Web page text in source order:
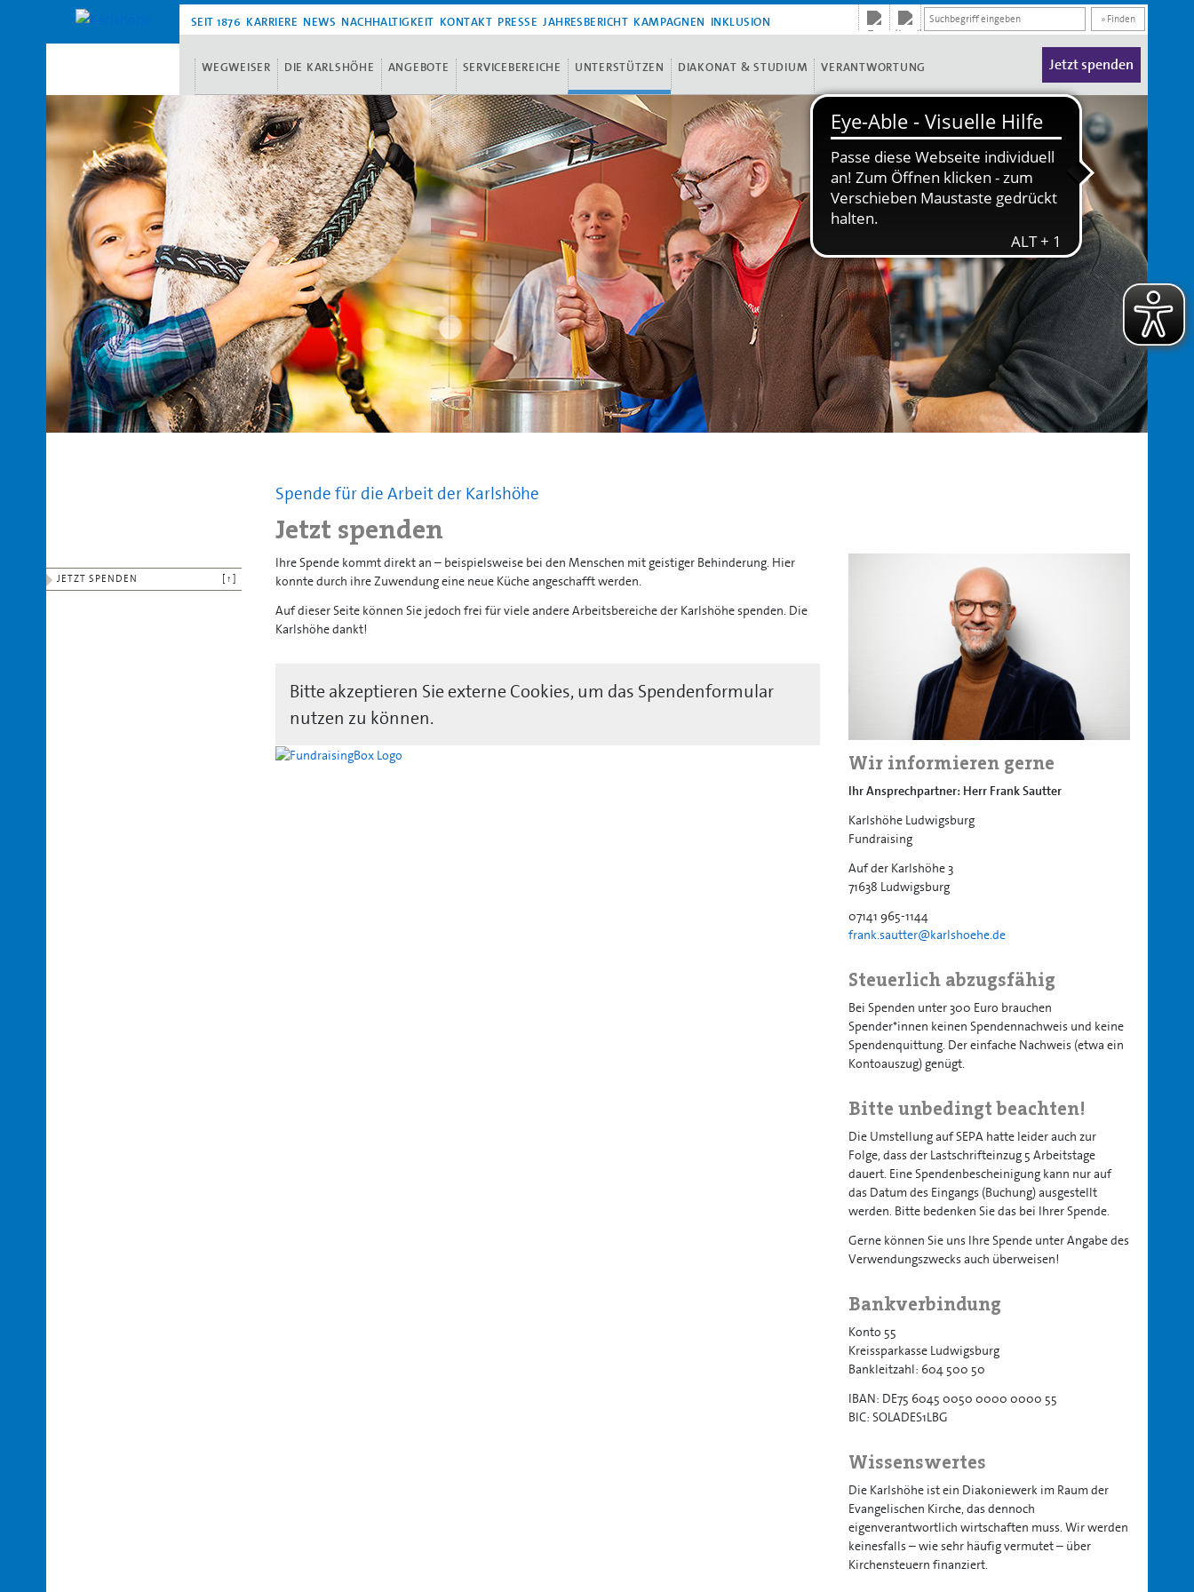
SEIT 1876 KARRIERE NEWS NACHHALTIGKEIT KONTAKT PRESSE JAHRESBERICHT KAMPAGNEN INKLUSION » Finden
WEGWEISER DIE KARLSHÖHE ANGEBOTE SERVICEBEREICHE UNTERSTÜTZEN DIAKONAT & STUDIUM VERANTWORTUNG Jetzt spenden
[↑]
JETZT SPENDEN
Spende für die Arbeit der Karlshöhe
Jetzt spenden
Ihre Spende kommt direkt an – beispielsweise bei den Menschen mit geistiger Behinderung. Hier
konnte durch ihre Zuwendung eine neue Küche angeschafft werden.
Auf dieser Seite können Sie jedoch frei für viele andere Arbeitsbereiche der Karlshöhe spenden. Die
Karlshöhe dankt!
Bitte akzeptieren Sie externe Cookies, um das Spendenformular
nutzen zu können.
Wir informieren gerne
Ihr Ansprechpartner: Herr Frank Sautter
Karlshöhe Ludwigsburg
Fundraising
Auf der Karlshöhe 3
71638 Ludwigsburg
07141 965-1144
frank.sautter@karlshoehe.de
Steuerlich abzugsfähig
Bei Spenden unter 300 Euro brauchen
Spender*innen keinen Spendennachweis und keine
Spendenquittung. Der einfache Nachweis (etwa ein
Kontoauszug) genügt.
Bitte unbedingt beachten!
Die Umstellung auf SEPA hatte leider auch zur
Folge, dass der Lastschrifteinzug 5 Arbeitstage
dauert. Eine Spendenbescheinigung kann nur auf
das Datum des Eingangs (Buchung) ausgestellt
werden. Bitte bedenken Sie das bei Ihrer Spende.
Gerne können Sie uns Ihre Spende unter Angabe des
Verwendungszwecks auch überweisen!
Bankverbindung
Konto 55
Kreissparkasse Ludwigsburg
Bankleitzahl: 604 500 50
IBAN: DE75 6045 0050 0000 0000 55
BIC: SOLADES1LBG
Wissenswertes
Die Karlshöhe ist ein Diakoniewerk im Raum der
Evangelischen Kirche, das dennoch
eigenverantwortlich wirtschaften muss. Wir werden
keinesfalls – wie sehr häufig vermutet – über
Kirchensteuern finanziert.